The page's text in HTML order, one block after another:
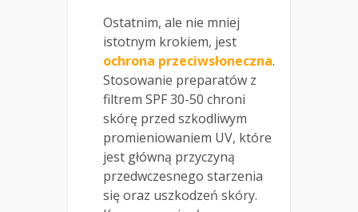
Ostatnim, ale nie mniej
istotnym krokiem, jest
ochrona przeciwsłoneczna.
Stosowanie preparatów z
filtrem SPF 30-50 chroni
skórę przed szkodliwym
promieniowaniem UV, które
jest główną przyczyną
przedwczesnego starzenia
się oraz uszkodzeń skóry.